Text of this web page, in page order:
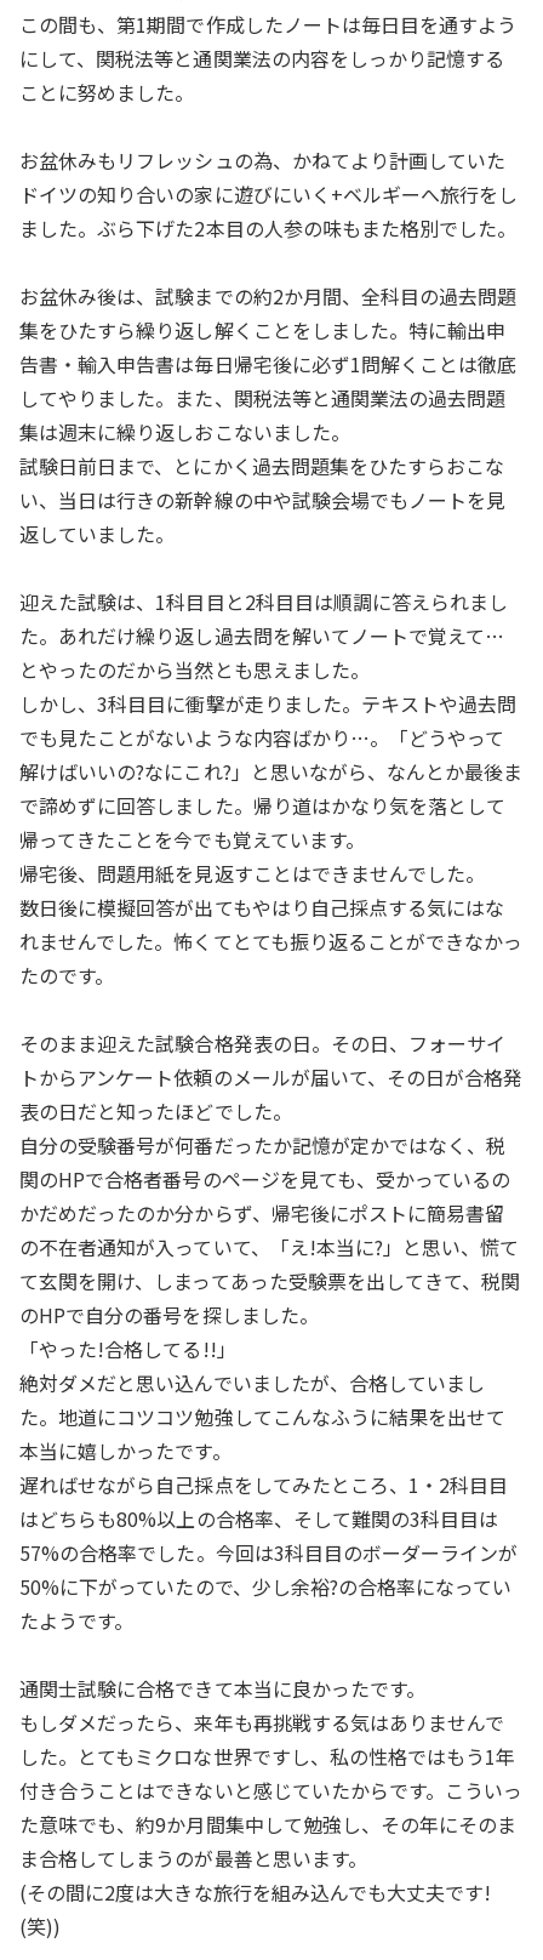
この間も、第1期間で作成したノートは毎日目を通すよう
にして、関税法等と通関業法の内容をしっかり記憶する
ことに努めました。
お盆休みもリフレッシュの為、かねてより計画していた
ドイツの知り合いの家に遊びにいく+ベルギーへ旅行をし
ました。ぶら下げた2本目の人参の味もまた格別でした。
お盆休み後は、試験までの約2か月間、全科目の過去問題
集をひたすら繰り返し解くことをしました。特に輸出申
告書・輸入申告書は毎日帰宅後に必ず1問解くことは徹底
してやりました。また、関税法等と通関業法の過去問題
集は週末に繰り返しおこないました。
試験日前日まで、とにかく過去問題集をひたすらおこな
い、当日は行きの新幹線の中や試験会場でもノートを見
返していました。
迎えた試験は、1科目目と2科目目は順調に答えられまし
た。あれだけ繰り返し過去問を解いてノートで覚えて…
とやったのだから当然とも思えました。
しかし、3科目目に衝撃が走りました。テキストや過去問
でも見たことがないような内容ばかり…。「どうやって
解けばいいの?なにこれ?」と思いながら、なんとか最後ま
で諦めずに回答しました。帰り道はかなり気を落として
帰ってきたことを今でも覚えています。
帰宅後、問題用紙を見返すことはできませんでした。
数日後に模擬回答が出てもやはり自己採点する気にはな
れませんでした。怖くてとても振り返ることができなかっ
たのです。
そのまま迎えた試験合格発表の日。その日、フォーサイ
トからアンケート依頼のメールが届いて、その日が合格発
表の日だと知ったほどでした。
自分の受験番号が何番だったか記憶が定かではなく、税
関のHPで合格者番号のページを見ても、受かっているの
かだめだったのか分からず、帰宅後にポストに簡易書留
の不在者通知が入っていて、「え!本当に?」と思い、慌て
て玄関を開け、しまってあった受験票を出してきて、税関
のHPで自分の番号を探しました。
「やった!合格してる!!」
絶対ダメだと思い込んでいましたが、合格していまし
た。地道にコツコツ勉強してこんなふうに結果を出せて
本当に嬉しかったです。
遅ればせながら自己採点をしてみたところ、1・2科目目
はどちらも80%以上の合格率、そして難関の3科目目は
57%の合格率でした。今回は3科目目のボーダーラインが
50%に下がっていたので、少し余裕?の合格率になってい
たようです。
通関士試験に合格できて本当に良かったです。
もしダメだったら、来年も再挑戦する気はありませんで
した。とてもミクロな世界ですし、私の性格ではもう1年
付き合うことはできないと感じていたからです。こういっ
た意味でも、約9か月間集中して勉強し、その年にそのま
ま合格してしまうのが最善と思います。
(その間に2度は大きな旅行を組み込んでも大丈夫です!
(笑))